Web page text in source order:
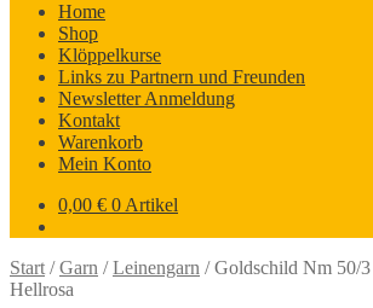
Home
Shop
Klöppelkurse
Links zu Partnern und Freunden
Newsletter Anmeldung
Kontakt
Warenkorb
Mein Konto
0,00 € 0 Artikel
Start /Garn /Leinengarn /Goldschild Nm 50/
Hellrosa